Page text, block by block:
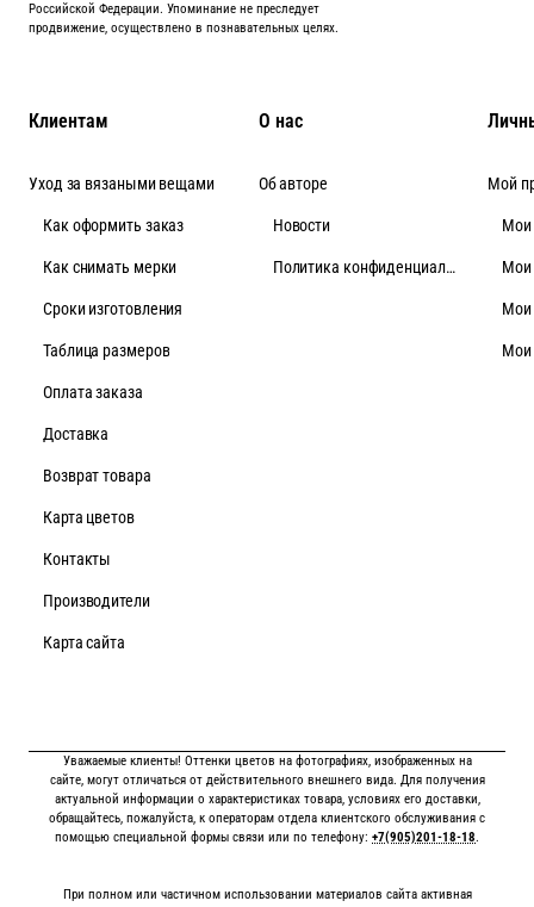
Российской Федерации. Упоминание не преследует
продвижение, осуществлено в познавательных целях.
Клиентам
Уход за вязаными вещами
Как оформить заказ
Как снимать мерки
Cроки изготовления
Таблица размеров
Оплата заказа
Доставка
Возврат товара
Карта цветов
Контакты
Производители
Карта сайта
О нас
Об авторе
Новости
Политика конфиденциальности
Мой
Мои
Мои
Мои
Мои
Уважаемые клиенты! Оттенки цветов на фотографиях, изображенных на
сайте, могут отличаться от действительного внешнего вида. Для получения
актуальной информации о характеристиках товара, условиях его доставки,
обращайтесь, пожалуйста, к операторам отдела клиентского обслуживания с
помощью специальной формы связи или по телефону: +7(905)201-18-18.
При полном или частичном использовании материалов сайта активная